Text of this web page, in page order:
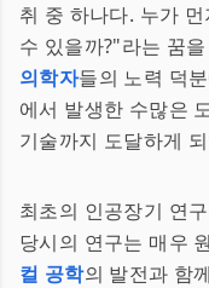
취 중 하나다. 누가
수 있을까?"라는 꿈
의학자들의 노력 덕
에서 발생한 수많은
기술까지 도달하게
최초의 인공장기 연
당시의 연구는 매우
컬 공학의 발전과 함